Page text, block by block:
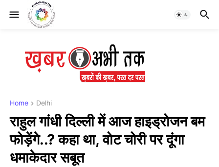
Home Delhi
राहुल गांधी दिल्ली में आज हाइड्रोजन बम
फोड़ेंगे..? कहा था, वोट चोरी पर दूंगा
धमाकेदार सबूत